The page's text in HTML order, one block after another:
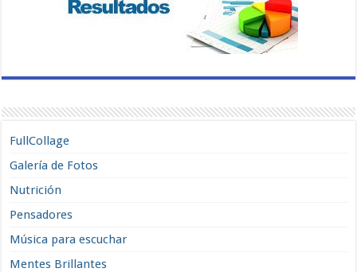
FullCollage
Galería de Fotos
Nutrición
Pensadores
Música para escuchar
Mentes Brillantes